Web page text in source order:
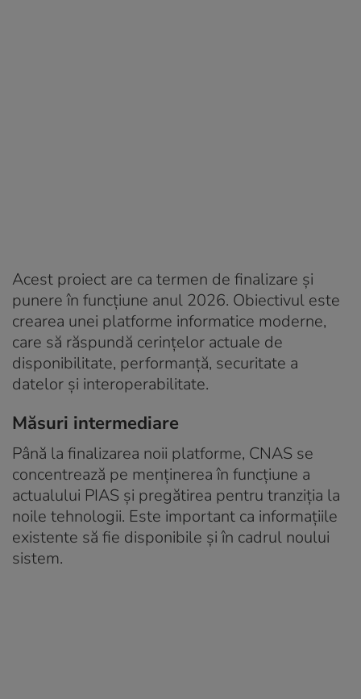
Acest proiect are ca termen de finalizare și
punere în funcțiune anul 2026. Obiectivul este
crearea unei platforme informatice moderne,
care să răspundă cerințelor actuale de
disponibilitate, performanță, securitate a
datelor și interoperabilitate.
Măsuri intermediare
Până la finalizarea noii platforme, CNAS se
concentrează pe menținerea în funcțiune a
actualului PIAS și pregătirea pentru tranziția la
noile tehnologii. Este important ca informațiile
existente să fie disponibile și în cadrul noului
sistem.